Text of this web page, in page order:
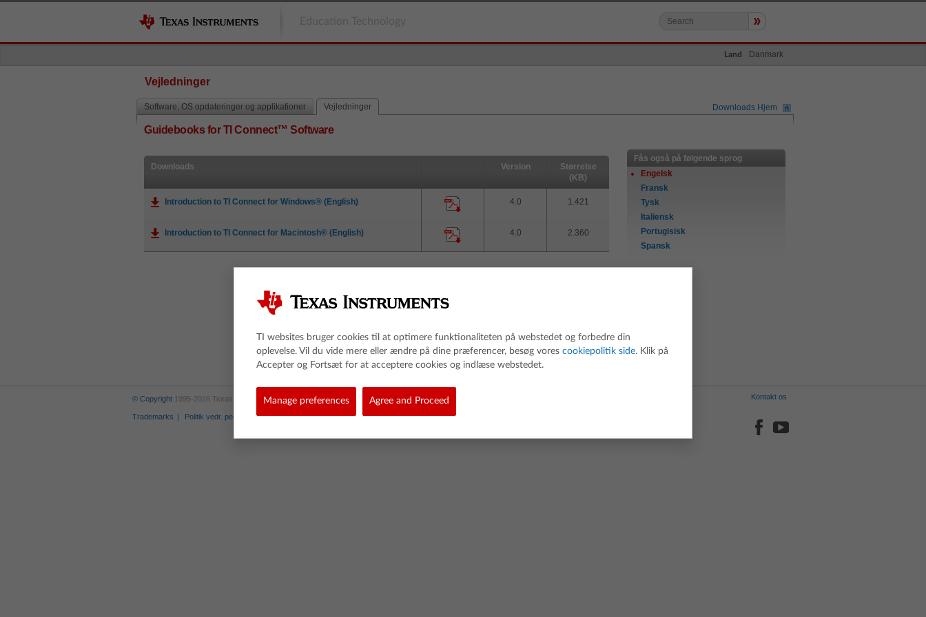
»
Land Danmark
Vejledninger
Software, OS opdateringer og applikationer Vejledninger Downloads Hjem
Guidebooks for TI Connect™ Software
Downloads Version
Størrelse
(KB)
Introduction to TI Connect for Windows® (English) 4.0 1.421
Introduction to TI Connect for Macintosh® (English) 4.0 2.360
Fås også på følgende sprog
Engelsk
Fransk
Tysk
Italiensk
Portugisisk
Spansk
© Copyright 1995-2026 Texas Instruments Incorporated. All rights reserved.
Trademarks Politik vedr. personlige informationer Politik vedr. links Cookie Policy Politik for softwaredata
Kontakt os
TI websites bruger cookies til at optimere funktionaliteten på webstedet og forbedre din
oplevelse. Vil du vide mere eller ændre på dine præferencer, besøg vores cookiepolitik side. Klik på
Accepter og Fortsæt for at acceptere cookies og indlæse webstedet.
Manage preferences Agree and Proceed